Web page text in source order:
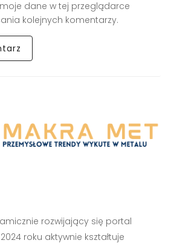
dane w tej przeglądarce
kolejnych komentarzy.
rozwijający się portal
roku aktywnie kształtuje